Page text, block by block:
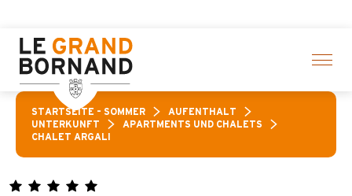
contenu
principal
STARTSEITE – SOMMER
AUFENTHALT
UNTERKUNFT
APARTMENTS UND CHALETS
CHALET ARGALI